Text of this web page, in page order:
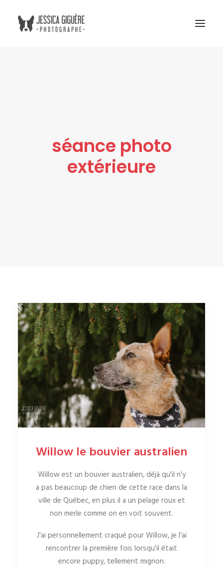
séance photo
extérieure
Willow le bouvier australien
Willow est un bouvier australien, déjà qu'il n'y
a pas beaucoup de chien de cette race dans la
ville de Québec, en plus il a un pelage roux et
non merle comme on en voit souvent.
J'ai personnellement craqué pour Willow, je l'ai
rencontrer la première fois lorsqu'il était
encore puppy, tellement mignon.